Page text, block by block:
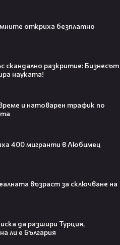
откриха безплатно
скандално разкритие: Бизнесът
науката!
и натоварен трафик по
400 мигранти в Любимец
възраст за сключване на
да разшири Турция,
ли е България
и Warner Bros. за 110
долара!😯💥
Окойе разпалиха
която разтърси целия